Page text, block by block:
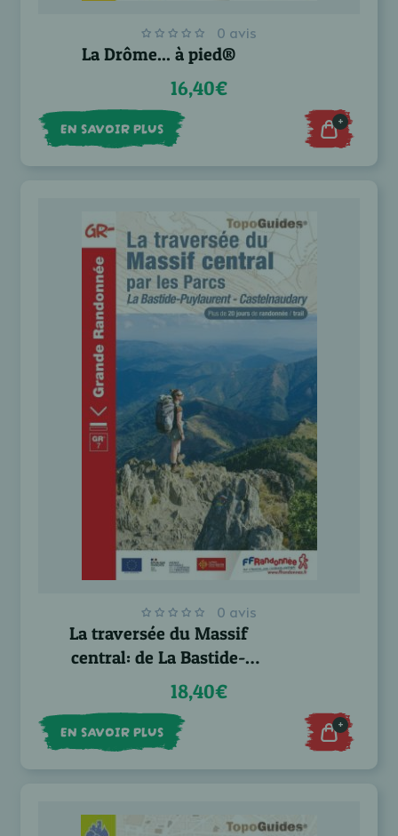
0 avis
La Drôme... à pied®
16,40€
EN SAVOIR PLUS +
0 avis
La traversée du Massif
central: de La Bastide-
Puylaurent à Castelnaudary -
GR® 7
18,40€
EN SAVOIR PLUS +